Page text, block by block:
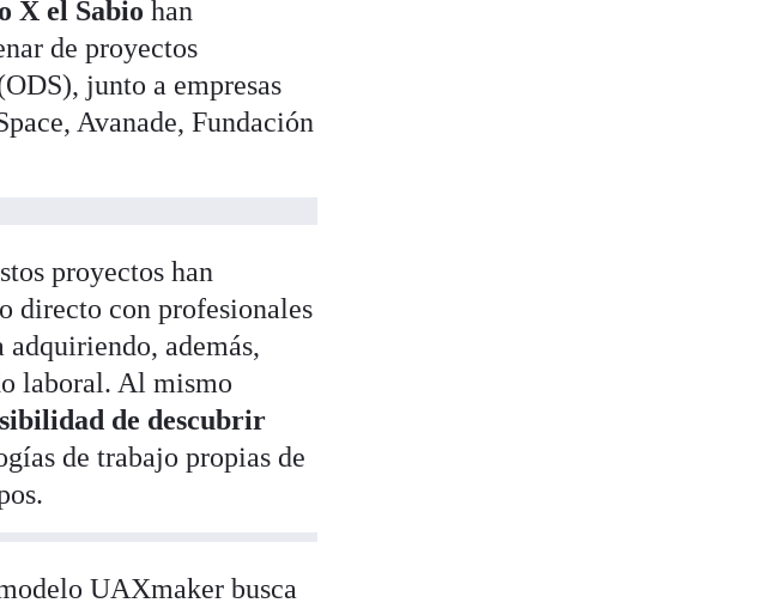
X el Sabio han
de proyectos
junto a empresas
Avanade, Fundación
proyectos han
directo con profesionales
además,
laboral. Al mismo
de descubrir
de trabajo propias de
UAXmaker busca